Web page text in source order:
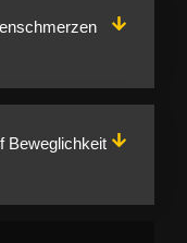
Beweglichkeit